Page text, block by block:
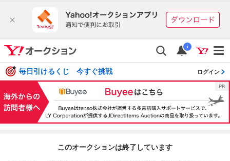
i
毎日引けるくじ 今すぐ挑戦 ログイン
このオークションは終了しています